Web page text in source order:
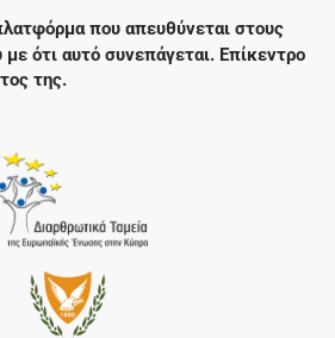
που απευθύνεται στους
με ότι αυτό συνεπάγεται. Επίκεντρο
της.